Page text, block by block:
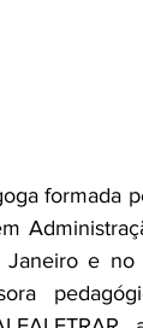
formada
e